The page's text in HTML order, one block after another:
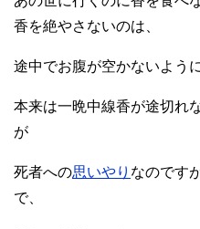
香を絶やさないのは、
途中でお腹が空かないよう
本来は一晩中線香が途切れ
が
死者への思いやり なのです
で、